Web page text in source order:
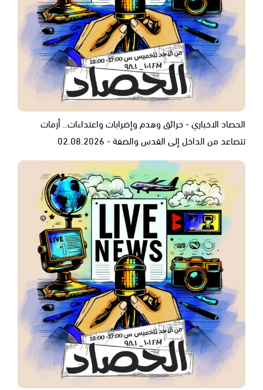
الحصاد الاخباري - حرائق وهدم وإضرابات واعتداءات.. أزمات
تتصاعد من الداخل إلى القدس والضفة - 02.08.2026